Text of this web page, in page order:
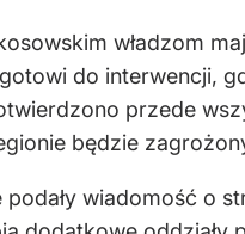
władzom
do interwencji,
przede
będzie
wiadomość o